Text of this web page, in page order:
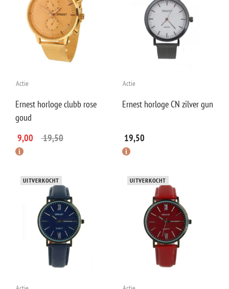
Actie
Ernest horloge clubb rose
goud
19,50
9,00
Actie
Ernest horloge CN zilver gun
19,50
UITVERKOCHT UITVERKOCHT